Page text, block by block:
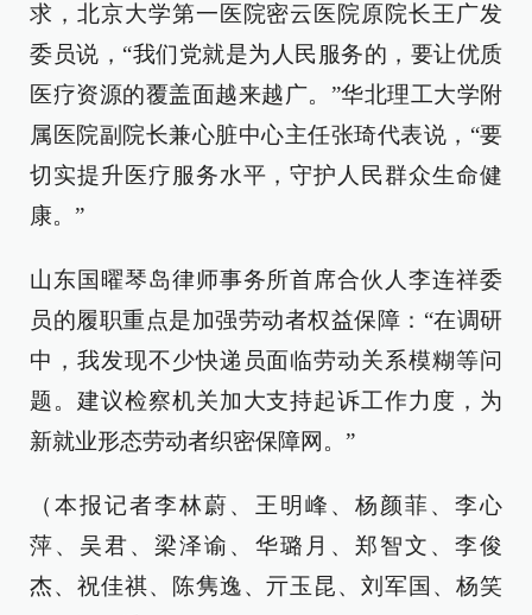
求，北京大学第一医院密云医院原院长王广发
委员说，“我们党就是为人民服务的，要让优质
医疗资源的覆盖面越来越广。”华北理工大学附
属医院副院长兼心脏中心主任张琦代表说，“要
切实提升医疗服务水平，守护人民群众生命健
康。”
山东国曜琴岛律师事务所首席合伙人李连祥委
员的履职重点是加强劳动者权益保障：“在调研
中，我发现不少快递员面临劳动关系模糊等问
题。建议检察机关加大支持起诉工作力度，为
新就业形态劳动者织密保障网。”
（本报记者李林蔚、王明峰、杨颜菲、李心
萍、吴君、梁泽谕、华璐月、郑智文、李俊
杰、祝佳祺、陈隽逸、亓玉昆、刘军国、杨笑